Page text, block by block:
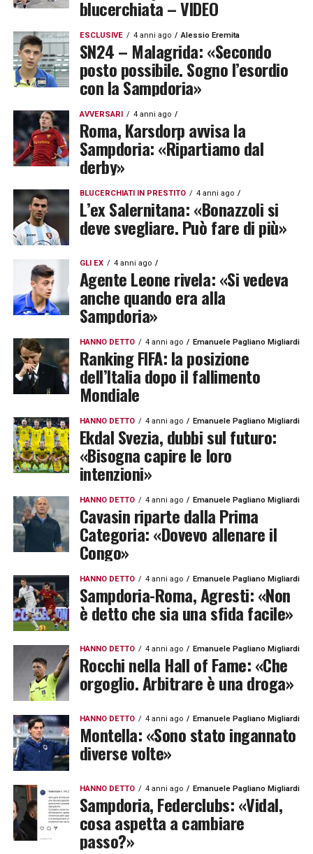
blucerchiata – VIDEO
ESCLUSIVE 4 anni ago Alessio Eremita
SN24 – Malagrida: «Secondo
posto possibile. Sogno l’esordio
con la Sampdoria»
AVVERSARI 4 anni ago
Roma, Karsdorp avvisa la
Sampdoria: «Ripartiamo dal
derby»
BLUCERCHIATI IN PRESTITO 4 anni ago
L’ex Salernitana: «Bonazzoli si
deve svegliare. Può fare di più»
GLI EX 4 anni ago
Agente Leone rivela: «Si vedeva
anche quando era alla
Sampdoria»
HANNO DETTO 4 anni ago Emanuele Pagliano Migliardi
Ranking FIFA: la posizione
dell’Italia dopo il fallimento
Mondiale
HANNO DETTO 4 anni ago Emanuele Pagliano Migliardi
Ekdal Svezia, dubbi sul futuro:
«Bisogna capire le loro
intenzioni»
HANNO DETTO 4 anni ago Emanuele Pagliano Migliardi
Cavasin riparte dalla Prima
Categoria: «Dovevo allenare il
Congo»
HANNO DETTO 4 anni ago Emanuele Pagliano Migliardi
Sampdoria-Roma, Agresti: «Non
è detto che sia una sfida facile»
HANNO DETTO 4 anni ago Emanuele Pagliano Migliardi
Rocchi nella Hall of Fame: «Che
orgoglio. Arbitrare è una droga»
HANNO DETTO 4 anni ago Emanuele Pagliano Migliardi
Montella: «Sono stato ingannato
diverse volte»
HANNO DETTO 4 anni ago Emanuele Pagliano Migliardi
Sampdoria, Federclubs: «Vidal,
cosa aspetta a cambiare
passo?»